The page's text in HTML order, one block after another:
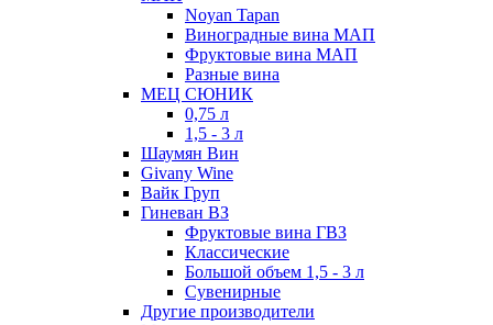
Noyan Tapan
Виноградные вина МАП
Фруктовые вина МАП
Разные вина
МЕЦ СЮНИК
0,75 л
1,5 - 3 л
Шаумян Вин
Givany Wine
Вайк Груп
Гиневан ВЗ
Фруктовые вина ГВЗ
Классические
Большой объем 1,5 - 3 л
Сувенирные
Другие производители